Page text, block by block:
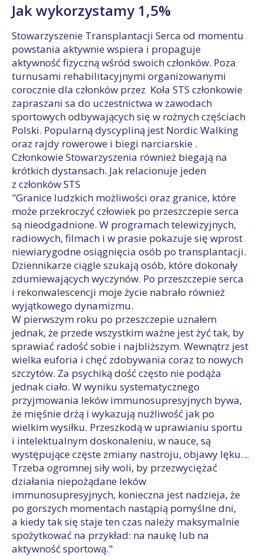
Jak wykorzystamy 1,5%
Stowarzyszenie Transplantacji Serca od momentu
powstania aktywnie wspiera i propaguje
aktywność fizyczną wśród swoich członków. Poza
turnusami rehabilitacyjnymi organizowanymi
corocznie dla członków przez Koła STS członkowie
zapraszani sa do uczestnictwa w zawodach
sportowych odbywających się w rożnych częściach
Polski. Popularną dyscypliną jest Nordic Walking
oraz rajdy rowerowe i biegi narciarskie .
Członkowie Stowarzyszenia również biegają na
krótkich dystansach. Jak relacionuje jeden
z członków STS
"Granice ludzkich możliwości oraz granice, które
może przekroczyć człowiek po przeszczepie serca
są nieodgadnione. W programach telewizyjnych,
radiowych, filmach i w prasie pokazuje się wprost
niewiarygodne osiągnięcia osób po transplantacji.
Dziennikarze ciągle szukają osób, które dokonały
zdumiewających wyczynów. Po przeszczepie serca
i rekonwalescencji moje życie nabrało również
wyjątkowego dynamizmu.
W pierwszym roku po przeszczepie uznałem
jednak, że przede wszystkim ważne jest żyć tak, by
sprawiać radość sobie i najbliższym. Wewnątrz jest
wielka euforia i chęć zdobywania coraz to nowych
szczytów. Za psychiką dość często nie podąża
jednak ciało. W wyniku systematycznego
przyjmowania leków immunosupresyjnych bywa,
że mięśnie drżą i wykazują nużliwość jak po
wielkim wysiłku. Przeszkodą w uprawianiu sportu
i intelektualnym doskonaleniu, w nauce, są
występujące częste zmiany nastroju, objawy lęku…
Trzeba ogromnej siły woli, by przezwyciężać
działania niepożądane leków
immunosupresyjnych, konieczna jest nadzieja, że
po gorszych momentach nastąpią pomyślne dni,
a kiedy tak się staje ten czas należy maksymalnie
spożytkować na przykład: na naukę lub na
aktywność sportową."